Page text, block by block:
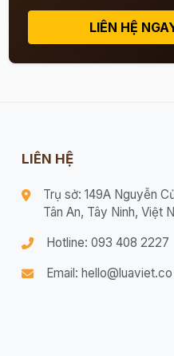
LIÊN HỆ
LIÊN HỆ
Trụ sở: 149A Nguyễn
Tân An, Tây Ninh, Việt
Hotline: 093 408 2227
Email: hello@luaviet.co